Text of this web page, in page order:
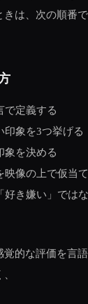
は、次の順番
で定義する
印象を3つ挙げる
象を決める
映像の上で仮当
好き嫌い」では
的な評価を言語